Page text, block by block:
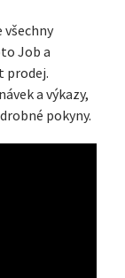
všechny
Job a
prodej.
a výkazy,
pokyny.